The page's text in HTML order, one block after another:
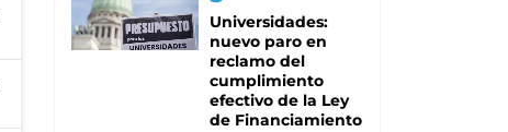
Universidades:
nuevo paro en
reclamo del
cumplimiento
efectivo de la Ley
de Financiamiento